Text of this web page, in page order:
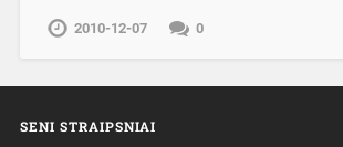
2010-12-07 0
SENI STRAIPSNIAI